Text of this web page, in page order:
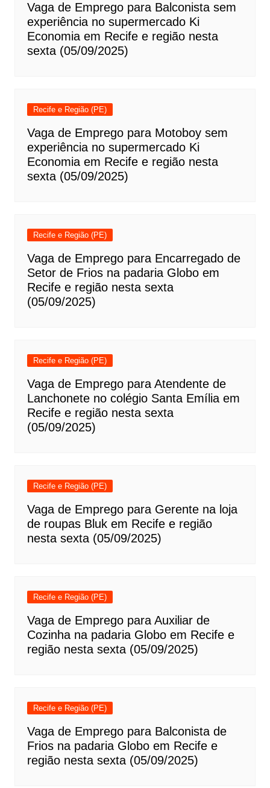
Vaga de Emprego para Balconista sem
experiência no supermercado Ki
Economia em Recife e região nesta
sexta (05/09/2025)
Recife e Região (PE)
Vaga de Emprego para Motoboy sem
experiência no supermercado Ki
Economia em Recife e região nesta
sexta (05/09/2025)
Recife e Região (PE)
Vaga de Emprego para Encarregado de
Setor de Frios na padaria Globo em
Recife e região nesta sexta
(05/09/2025)
Recife e Região (PE)
Vaga de Emprego para Atendente de
Lanchonete no colégio Santa Emília em
Recife e região nesta sexta
(05/09/2025)
Recife e Região (PE)
Vaga de Emprego para Gerente na loja
de roupas Bluk em Recife e região
nesta sexta (05/09/2025)
Recife e Região (PE)
Vaga de Emprego para Auxiliar de
Cozinha na padaria Globo em Recife e
região nesta sexta (05/09/2025)
Recife e Região (PE)
Vaga de Emprego para Balconista de
Frios na padaria Globo em Recife e
região nesta sexta (05/09/2025)